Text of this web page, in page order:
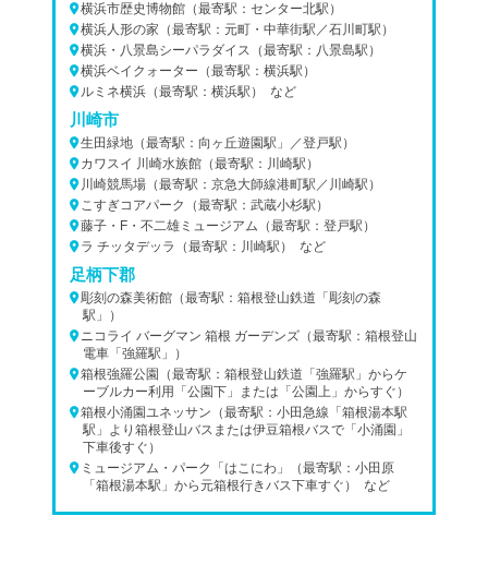
横浜市歴史博物館（最寄駅：センター北駅）
横浜人形の家（最寄駅：元町・中華街駅／石川町駅）
横浜・八景島シーパラダイス（最寄駅：八景島駅）
横浜ベイクォーター（最寄駅：横浜駅）
ルミネ横浜（最寄駅：横浜駅） など
川崎市
生田緑地（最寄駅：向ヶ丘遊園駅」／登戸駅）
カワスイ 川崎水族館（最寄駅：川崎駅）
川崎競馬場（最寄駅：京急大師線港町駅／川崎駅）
こすぎコアパーク（最寄駅：武蔵小杉駅）
藤子・F・不二雄ミュージアム（最寄駅：登戸駅）
ラ チッタデッラ（最寄駅：川崎駅） など
足柄下郡
彫刻の森美術館（最寄駅：箱根登山鉄道「彫刻の森
駅」）
ニコライ バーグマン 箱根 ガーデンズ（最寄駅：箱根登山
電車「強羅駅」）
箱根強羅公園（最寄駅：箱根登山鉄道「強羅駅」からケ
ーブルカー利用「公園下」または「公園上」からすぐ）
箱根小涌園ユネッサン（最寄駅：小田急線「箱根湯本駅
駅」より箱根登山バスまたは伊豆箱根バスで「小涌園」
下車後すぐ）
ミュージアム・パーク「はこにわ」（最寄駅：小田原
「箱根湯本駅」から元箱根行きバス下車すぐ） など